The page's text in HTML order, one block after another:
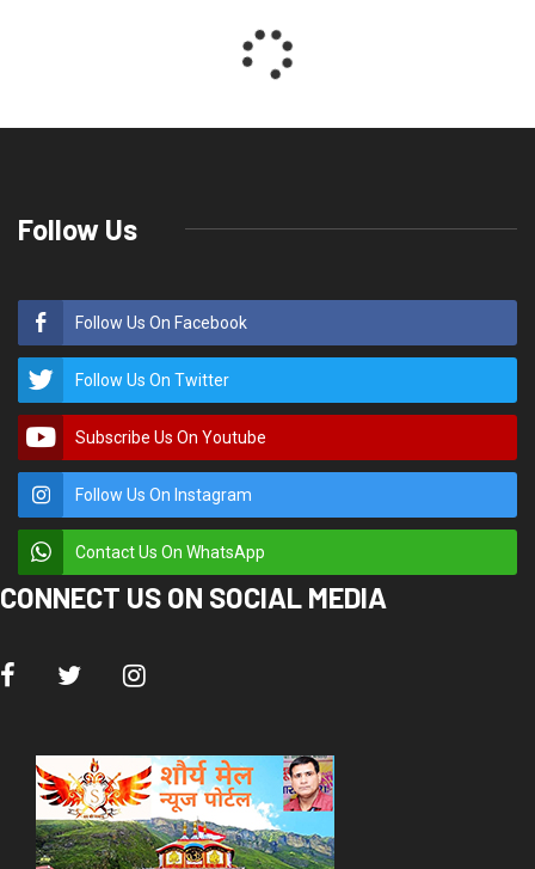
Follow Us
Follow Us On Facebook
Follow Us On Twitter
Subscribe Us On Youtube
Follow Us On Instagram
Contact Us On WhatsApp
CONNECT US ON SOCIAL MEDIA